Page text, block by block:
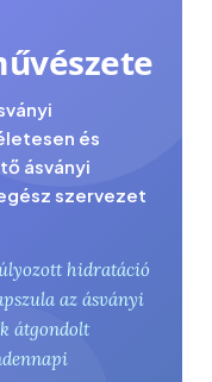
és
ásványi
szervezet
hidratáció
az ásványi
átgondolt